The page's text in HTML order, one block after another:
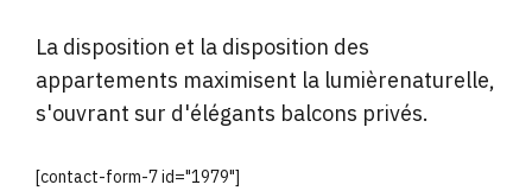
La disposition et la disposition des
appartements maximisent la lumièrenaturelle,
s'ouvrant sur d'élégants balcons privés.
[contact-form-7 id="1979"]